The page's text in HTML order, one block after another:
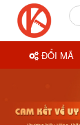
ĐỔI MÃ